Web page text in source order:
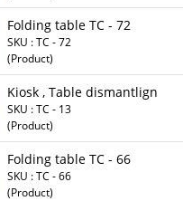
Folding table TC - 72
SKU : TC - 72
(Product)
Kiosk , Table dismantlign
SKU : TC - 13
(Product)
Folding table TC - 66
SKU : TC - 66
(Product)